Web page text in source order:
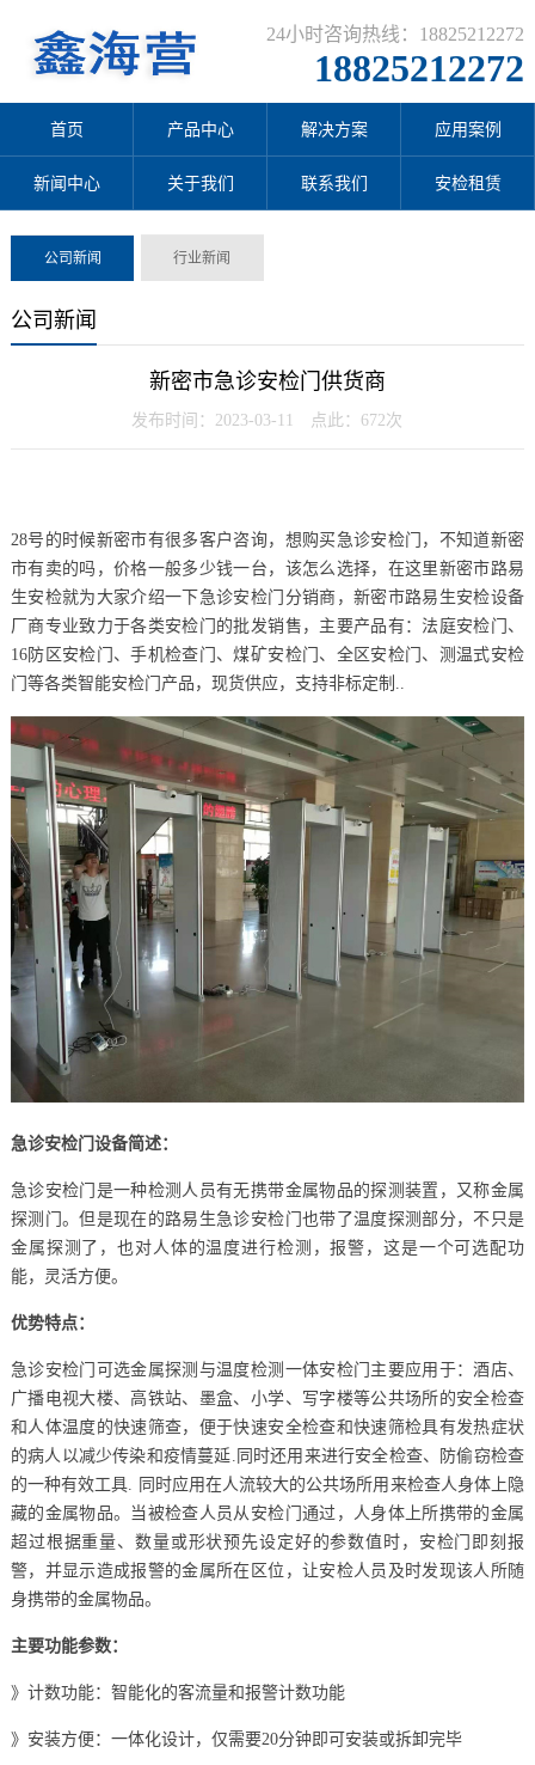
24小时咨询热线：18825212272
18825212272
首页 产品中心 解决方案 应用案例
新闻中心 关于我们 联系我们 安检租赁
公司新闻 行业新闻
公司新闻
新密市急诊安检门供货商
发布时间：2023-03-11 点此：672次
28号的时候新密市有很多客户咨询，想购买急诊安检门，不知道新密
市有卖的吗，价格一般多少钱一台，该怎么选择，在这里新密市路易
生安检就为大家介绍一下急诊安检门分销商，新密市路易生安检设备
厂商专业致力于各类安检门的批发销售，主要产品有：法庭安检门、
16防区安检门、手机检查门、煤矿安检门、全区安检门、测温式安检
门等各类智能安检门产品，现货供应，支持非标定制..
急诊安检门设备简述：
急诊安检门是一种检测人员有无携带金属物品的探测装置，又称金属
探测门。但是现在的路易生急诊安检门也带了温度探测部分，不只是
金属探测了，也对人体的温度进行检测，报警，这是一个可选配功
能，灵活方便。
优势特点：
急诊安检门可选金属探测与温度检测一体安检门主要应用于：酒店、
广播电视大楼、高铁站、墨盒、小学、写字楼等公共场所的安全检查
和人体温度的快速筛查，便于快速安全检查和快速筛检具有发热症状
的病人以减少传染和疫情蔓延.同时还用来进行安全检查、防偷窃检查
的一种有效工具. 同时应用在人流较大的公共场所用来检查人身体上隐
藏的金属物品。当被检查人员从安检门通过，人身体上所携带的金属
超过根据重量、数量或形状预先设定好的参数值时，安检门即刻报
警，并显示造成报警的金属所在区位，让安检人员及时发现该人所随
身携带的金属物品。
主要功能参数：
》计数功能：智能化的客流量和报警计数功能
》安装方便：一体化设计，仅需要20分钟即可安装或拆卸完毕